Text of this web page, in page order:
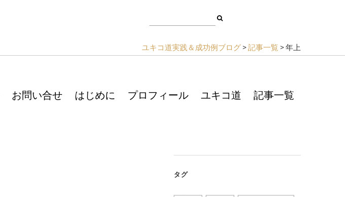
ユキコ道実践＆成功例ブログ >記事一覧 >年上
お問い合せ はじめに プロフィール ユキコ道 記事一覧
タグ